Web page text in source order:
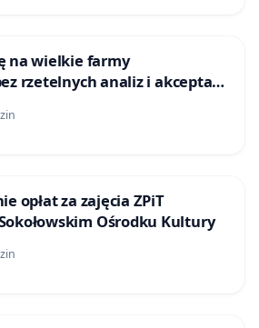
na wielkie farmy
rzetelnych analiz i akceptacji
opłat za zajęcia ZPiT
Ośrodku Kultury